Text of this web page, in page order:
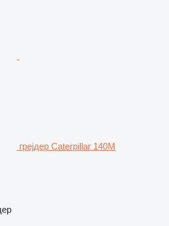
грејдер Caterpillar 140M